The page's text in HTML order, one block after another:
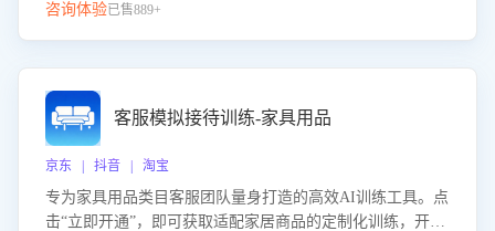
咨询体验已售889+
客服模拟接待训练-家具用品
京东 | 抖音 | 淘宝
专为家具用品类目客服团队量身打造的高效AI训练工具。点
击“立即开通”，即可获取适配家居商品的定制化训练，开启